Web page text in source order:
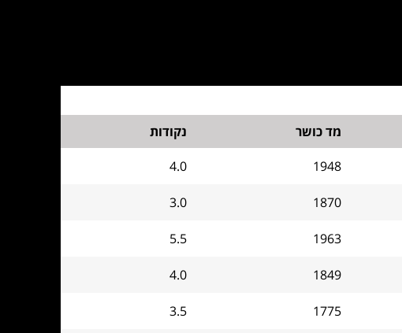
מד כושר
נקודות
1948
4.0
1870
3.0
1963
5.5
1849
4.0
1775
3.5